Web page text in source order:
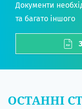
Документи
та багато іншого
ОСТАННІ